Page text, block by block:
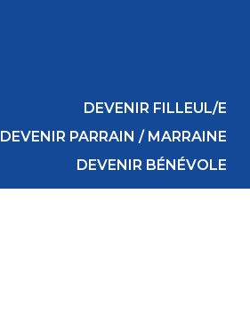
DEVENIR FILLEUL/E
DEVENIR PARRAIN / MARRAINE
DEVENIR BÉNÉVOLE